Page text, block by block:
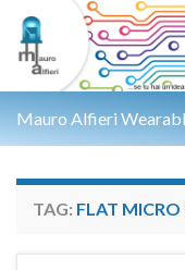
Mauro Alfieri
TAG: FLAT MICRO